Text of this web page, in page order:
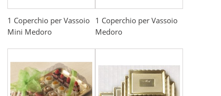
1 Coperchio per Vassoio
Mini Medoro
1 Coperchio per Vassoio
Medoro